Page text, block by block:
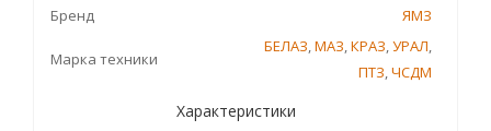
Бренд ЯМЗ
Марка техники
БЕЛАЗ,МАЗ,КРАЗ,УРАЛ,
ПТЗ,ЧСДМ
Характеристики